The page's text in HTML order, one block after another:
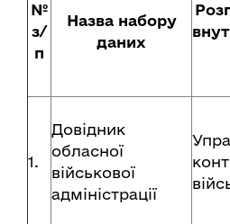
№
з/
п
Назва набору
даних
1.
Довідник
обласної
військової
адміністрації